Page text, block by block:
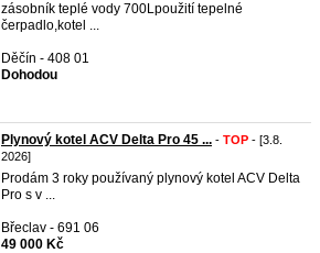
zásobník teplé vody 700Lpoužití tepelné
čerpadlo,kotel ...
Děčín - 408 01
Dohodou
Plynový kotel ACV Delta Pro 45 ... - TOP - [3.8.
2026]
Prodám 3 roky používaný plynový kotel ACV Delta
Pro s v ...
Břeclav - 691 06
49 000 Kč